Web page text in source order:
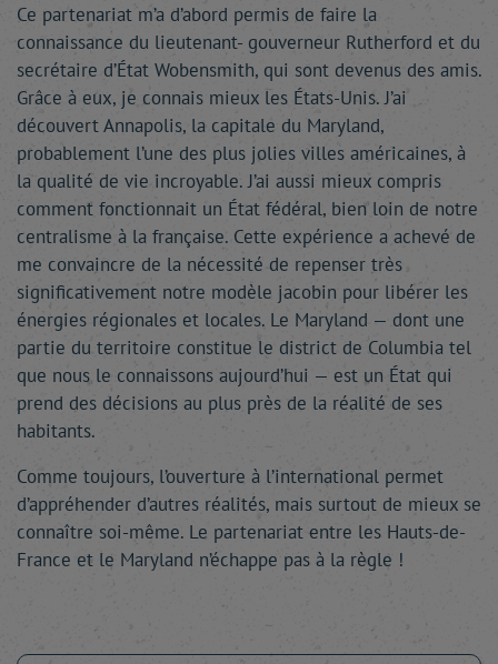
Ce partenariat m’a d’abord permis de faire la
connaissance du lieutenant- gouverneur Rutherford et du
secrétaire d’État Wobensmith, qui sont devenus des amis.
Grâce à eux, je connais mieux les États-Unis. J’ai
découvert Annapolis, la capitale du Maryland,
probablement l’une des plus jolies villes américaines, à
la qualité de vie incroyable. J’ai aussi mieux compris
comment fonctionnait un État fédéral, bien loin de notre
centralisme à la française. Cette expérience a achevé de
me convaincre de la nécessité de repenser très
significativement notre modèle jacobin pour libérer les
énergies régionales et locales. Le Maryland — dont une
partie du territoire constitue le district de Columbia tel
que nous le connaissons aujourd’hui — est un État qui
prend des décisions au plus près de la réalité de ses
habitants.
Comme toujours, l’ouverture à l’international permet
d’appréhender d’autres réalités, mais surtout de mieux se
connaître soi-même. Le partenariat entre les Hauts-de-
France et le Maryland n’échappe pas à la règle !